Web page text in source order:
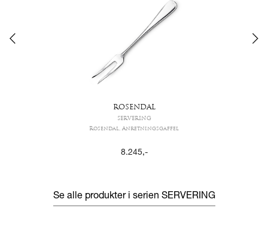
ROSENDAL
SERVERING
Rosendal, Anretningsgaffel
8.245,-
Se alle produkter i serien SERVERING